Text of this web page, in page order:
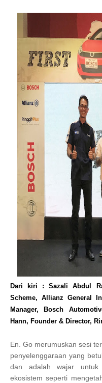
Dari kiri : Sazali Abdul
Scheme, Allianz General
Manager, Bosch
Hann, Founder & Director,
En. Go merumuskan sesi
penyelenggaraan yang
dan adalah wajar untuk
ekosistem seperti